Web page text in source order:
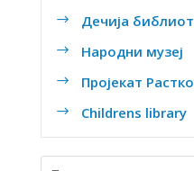
$ Дечија
$ Народни музеј
$ Пројекат Растко
$ Childrens library